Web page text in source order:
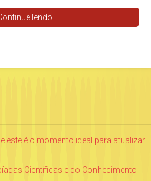
lendo
este é o momento ideal para atualizar
Científicas e do Conhecimento